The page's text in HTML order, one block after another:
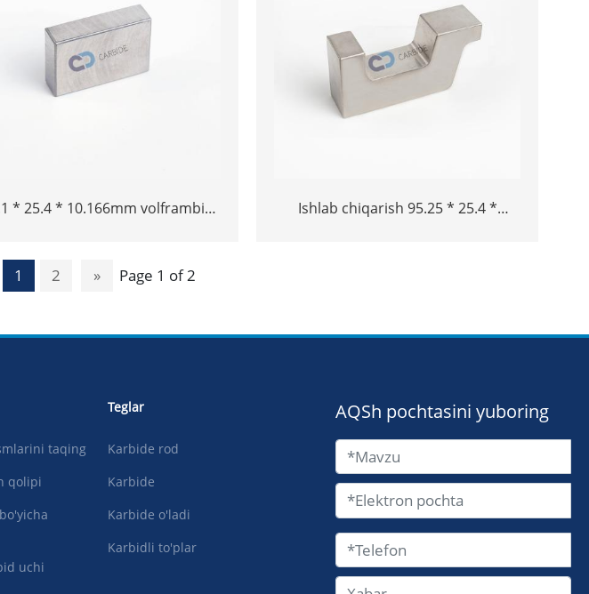
* 25.4 * 10.166mm volframbin
Ishlab chiqarish 95.25 * 25.4 *
1 2 » Page 1 of 2
taqing
qolipi
uchi
Teglar
Karbide rod
Karbide
Karbide o'ladi
Karbidli to'plar
AQSh pochtasini yuboring